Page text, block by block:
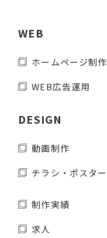
WEB
ホームページ制作
WEB広告運用
DESIGN
動画制作
チラシ・ポスター
制作実績
求人